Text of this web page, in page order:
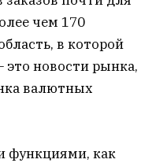
чем 170
в которой
это новости рынка,
валютных
функциями, как